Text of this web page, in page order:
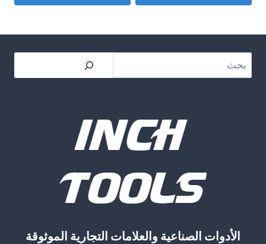
الأشكال
المختلفة
المختلفة
يمكن
اختيار
على
صفحة
المنتج
الأدوات الصناعية والعلامات التجارية الموثوقة